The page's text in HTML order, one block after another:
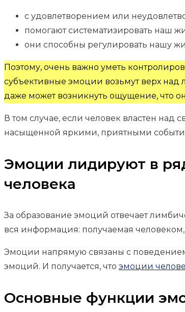
с удовлетворением или
помогают систематизировать наш
они способны регулировать нашу
Поэтому, очень важно уметь
субъективные эмоции возьмут верх над
даже может возникнуть ощущение, что
В том случае, если человек властен над
насыщенной яркими, приятными
Эмоции лидируют в
человека
За образование эмоций отвечает
вся информация: получаемая человеком,
Эмоции напрямую связаны с
эмоций. И получается, что эмоции
Основные функции